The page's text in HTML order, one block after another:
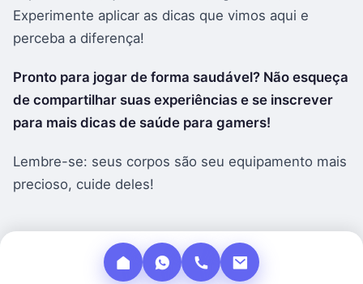
Experimente aplicar as dicas que vimos aqui e
perceba a diferença!
Pronto para jogar de forma saudável? Não esqueça
de compartilhar suas experiências e se inscrever
para mais dicas de saúde para gamers!
Lembre-se: seus corpos são seu equipamento mais
precioso, cuide deles!